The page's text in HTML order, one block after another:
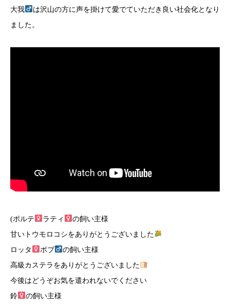
大我
は沢山の方に声を掛けて愛でていただき良い社会化となり
ました。
(ポルテ ラティ
の飼い主様
甘いトウモロコシをありがとうございました
ロッタ
ボブ
の飼い主様
高級カステラをありがとうございました
今後はどうぞお気を遣われないでください
鈴
の飼い主様